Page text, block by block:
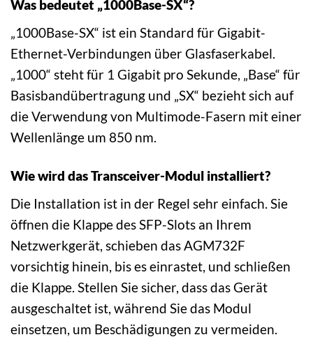
Was bedeutet „1000Base-SX“?
„1000Base-SX“ ist ein Standard für Gigabit-
Ethernet-Verbindungen über Glasfaserkabel.
„1000“ steht für 1 Gigabit pro Sekunde, „Base“ für
Basisbandübertragung und „SX“ bezieht sich auf
die Verwendung von Multimode-Fasern mit einer
Wellenlänge um 850 nm.
Wie wird das Transceiver-Modul installiert?
Die Installation ist in der Regel sehr einfach. Sie
öffnen die Klappe des SFP-Slots an Ihrem
Netzwerkgerät, schieben das AGM732F
vorsichtig hinein, bis es einrastet, und schließen
die Klappe. Stellen Sie sicher, dass das Gerät
ausgeschaltet ist, während Sie das Modul
einsetzen, um Beschädigungen zu vermeiden.